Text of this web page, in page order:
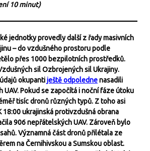
10 minut)
jednotky provedly další z řady masivních
– do vzdušného prostoru podle
přes 1000 bezpilotních prostředků.
sil Ozbrojených sil Ukrajiny.
okupantiještě odpolednenasadili
UAV. Pokud se započítá i noční fáze útoku
tisíc dronů různých typů. Z toho asi
18:00 ukrajinská protivzdušná obrana
906 nepřátelských UAV. Zároveň bylo
Významná část dronů přilétala ze
na Černihivskou a Sumskou oblast.